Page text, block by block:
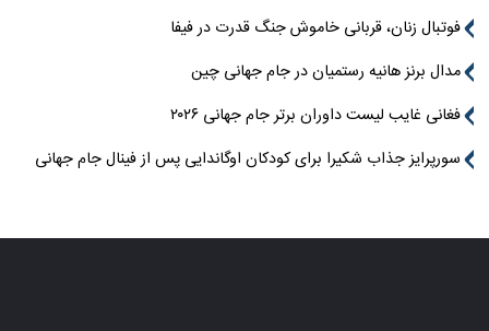
فوتبال زنان، قربانی خاموش جنگ قدرت در فیفا
مدال برنز هانیه رستمیان در جام جهانی چین
فغانی غایب لیست داوران برتر جام جهانی ۲۰۲۶
سورپرایز جذاب شکیرا برای کودکان اوگاندایی پس از فینال جام جهانی